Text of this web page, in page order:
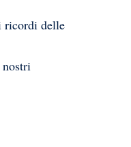
ricordi delle